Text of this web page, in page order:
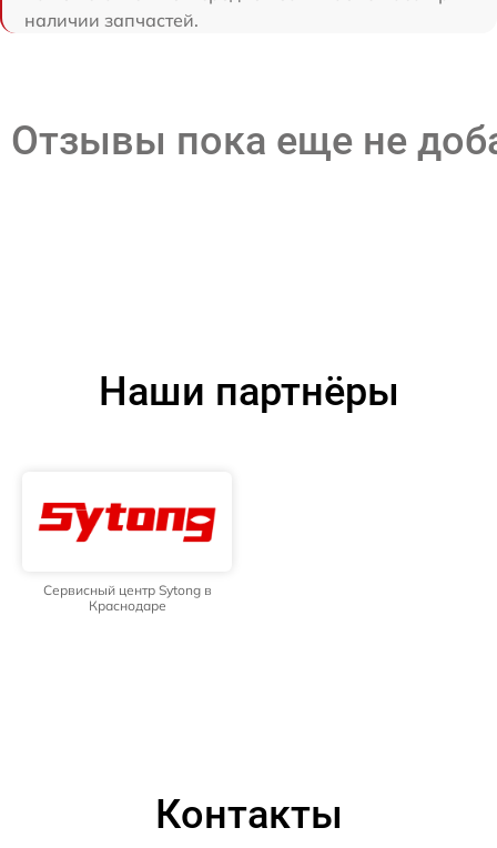
наличии запчастей.
Отзывы пока еще не
Наши партнёры
Сервисный центр Sytong в
Краснодаре
Контакты